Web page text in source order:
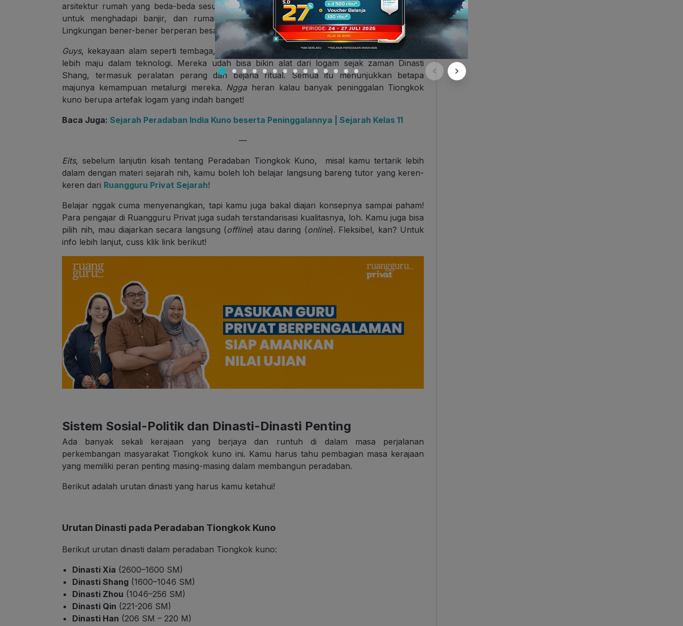
arsitektur rumah yang beda-beda sesuai wilayahnya. Misalnya, rumah panggung di selatan
untuk menghadapi banjir, dan rumah beratap rendah di utara buat menahan dingin.
Lingkungan bener-bener berperan besar dalam membentuk budaya mereka.
Guys, kekayaan alam seperti tembaga, besi, dan kayu bikin peradaban Tiongkok Kuno jadi
lebih maju dalam teknologi. Mereka udah bisa bikin alat dari logam sejak zaman Dinasti
Shang, termasuk peralatan perang dan bejana ritual. Semua itu menunjukkan betapa
majunya kemampuan metalurgi mereka. Ngga heran kalau banyak peninggalan Tiongkok
kuno berupa artefak logam yang indah banget!
Baca Juga: Sejarah Peradaban India Kuno beserta Peninggalannya | Sejarah Kelas 11
—
Eits, sebelum lanjutin kisah tentang Peradaban Tiongkok Kuno, misal kamu tertarik lebih
dalam dengan materi sejarah nih, kamu boleh loh belajar langsung bareng tutor yang keren-
keren dari Ruangguru Privat Sejarah!
Belajar nggak cuma menyenangkan, tapi kamu juga bakal diajari konsepnya sampai paham!
Para pengajar di Ruangguru Privat juga sudah terstandarisasi kualitasnya, loh. Kamu juga bisa
pilih nih, mau diajarkan secara langsung (offline) atau daring (online). Fleksibel, kan? Untuk
info lebih lanjut, cuss klik link berikut!
Sistem Sosial-Politik dan Dinasti-Dinasti Penting
Ada banyak sekali kerajaan yang berjaya dan runtuh di dalam masa perjalanan
perkembangan masyarakat Tiongkok kuno ini. Kamu harus tahu pembagian masa kerajaan
yang memiliki peran penting masing-masing dalam membangun peradaban.
Berikut adalah urutan dinasti yang harus kamu ketahui!
Urutan Dinasti pada Peradaban Tiongkok Kuno
Berikut urutan dinasti dalam peradaban Tiongkok kuno:
Dinasti Xia (2600–1600 SM)
Dinasti Shang (1600–1046 SM)
Dinasti Zhou (1046–256 SM)
Dinasti Qin (221-206 SM)
Dinasti Han (206 SM – 220 M)